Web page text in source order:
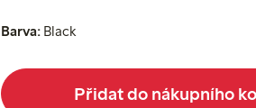
Barva: Black
Přidat do nákupního